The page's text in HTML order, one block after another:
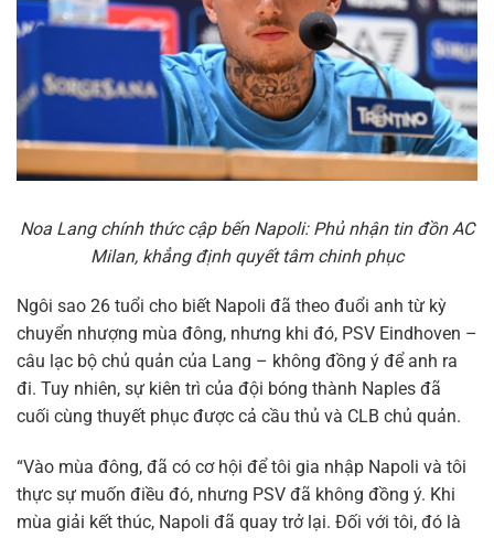
Noa Lang chính thức cập bến Napoli: Phủ nhận tin đồn AC
Milan, khẳng định quyết tâm chinh phục
Ngôi sao 26 tuổi cho biết Napoli đã theo đuổi anh từ kỳ
chuyển nhượng mùa đông, nhưng khi đó, PSV Eindhoven –
câu lạc bộ chủ quản của Lang – không đồng ý để anh ra
đi. Tuy nhiên, sự kiên trì của đội bóng thành Naples đã
cuối cùng thuyết phục được cả cầu thủ và CLB chủ quản.
“Vào mùa đông, đã có cơ hội để tôi gia nhập Napoli và tôi
thực sự muốn điều đó, nhưng PSV đã không đồng ý. Khi
mùa giải kết thúc, Napoli đã quay trở lại. Đối với tôi, đó là